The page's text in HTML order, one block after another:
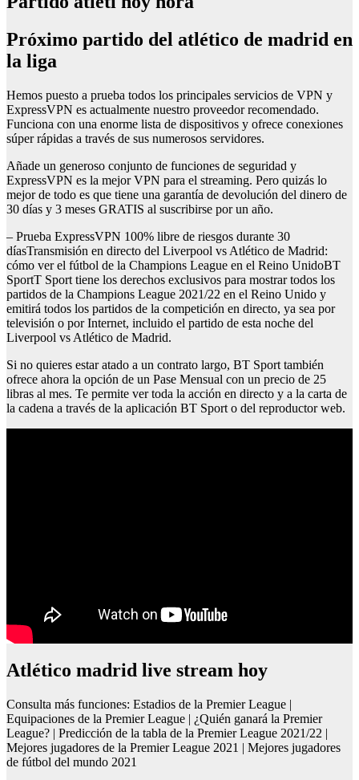
próximo partido del atlético de madrid en
la liga
Hemos puesto a prueba todos los principales servicios de VPN y
ExpressVPN es actualmente nuestro proveedor recomendado.
Funciona con una enorme lista de dispositivos y ofrece conexiones
súper rápidas a través de sus numerosos servidores.
Añade un generoso conjunto de funciones de seguridad y
ExpressVPN es la mejor VPN para el streaming. Pero quizás lo
mejor de todo es que tiene una garantía de devolución del dinero de
30 días y 3 meses GRATIS al suscribirse por un año.
– Prueba ExpressVPN 100% libre de riesgos durante 30
díasTransmisión en directo del Liverpool vs Atlético de Madrid:
cómo ver el fútbol de la Champions League en el Reino UnidoBT
SportT Sport tiene los derechos exclusivos para mostrar todos los
partidos de la Champions League 2021/22 en el Reino Unido y
emitirá todos los partidos de la competición en directo, ya sea por
televisión o por Internet, incluido el partido de esta noche del
Liverpool vs Atlético de Madrid.
Si no quieres estar atado a un contrato largo, BT Sport también
ofrece ahora la opción de un Pase Mensual con un precio de 25
libras al mes. Te permite ver toda la acción en directo y a la carta de
la cadena a través de la aplicación BT Sport o del reproductor web.
atlético madrid live stream hoy
Consulta más funciones: Estadios de la Premier League |
Equipaciones de la Premier League | ¿Quién ganará la Premier
League? | Predicción de la tabla de la Premier League 2021/22 |
Mejores jugadores de la Premier League 2021 | Mejores jugadores
de fútbol del mundo 2021